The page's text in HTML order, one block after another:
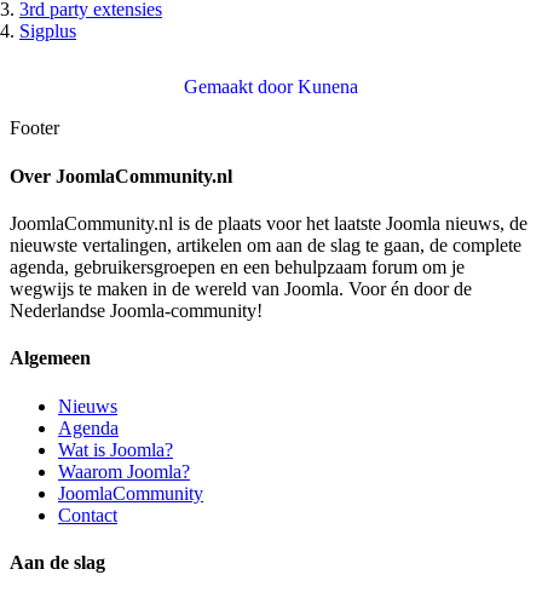
3rd party extensies
Sigplus
Gemaakt doorKunena
Footer
Over JoomlaCommunity.nl
JoomlaCommunity.nl is de plaats voor het laatste Joomla nieuws, de
nieuwste vertalingen, artikelen om aan de slag te gaan, de complete
agenda, gebruikersgroepen en een behulpzaam forum om je
wegwijs te maken in de wereld van Joomla. Voor én door de
Nederlandse Joomla-community!
Algemeen
Nieuws
Agenda
Wat is Joomla?
Waarom Joomla?
JoomlaCommunity
Contact
Aan de slag